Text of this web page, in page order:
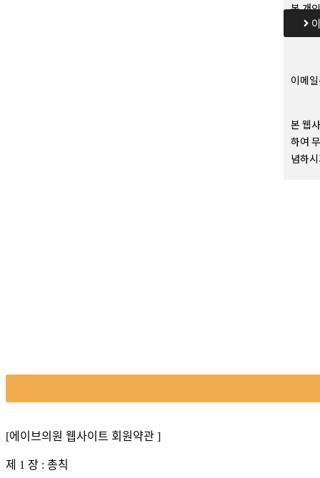
본 개
제1조.
병원
이메
본 웹
하여
념하
누구
[에이브의원 웹사이트 회원약관 ]
제 1 장 : 총칙